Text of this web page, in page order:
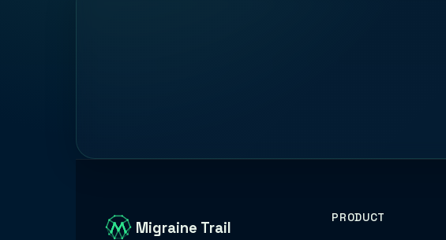
Migraine Trail
PRODUCT